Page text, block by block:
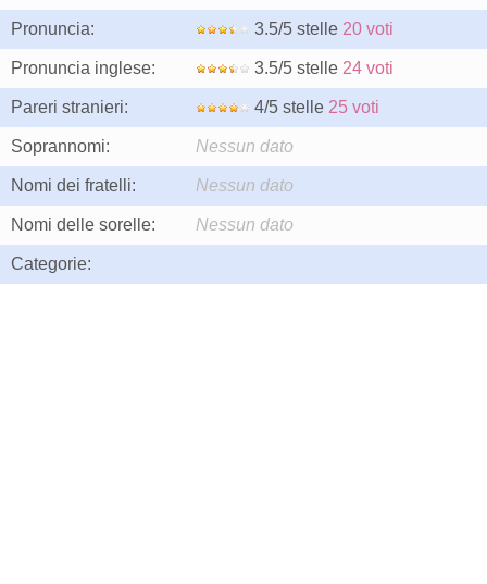
Pronuncia: 3.5/5 stelle 20 voti
Pronuncia inglese: 3.5/5 stelle 24 voti
Pareri stranieri: 4/5 stelle 25 voti
Soprannomi: Nessun dato
Nomi dei fratelli: Nessun dato
Nomi delle sorelle: Nessun dato
Categorie: